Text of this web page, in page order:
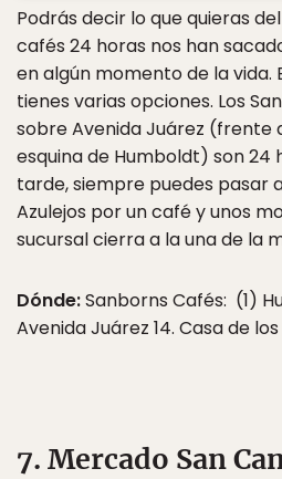
Podrás decir lo que quieras
cafés 24 horas nos han
en algún momento de la vida.
tienes varias opciones. Los
sobre Avenida Juárez (frente
esquina de Humboldt) son 24
tarde, siempre puedes pasar
Azulejos por un café y unos
sucursal cierra a la una de la
Dónde:Sanborns Cafés: (1)
Avenida Juárez 14. Casa de
7. Mercado San